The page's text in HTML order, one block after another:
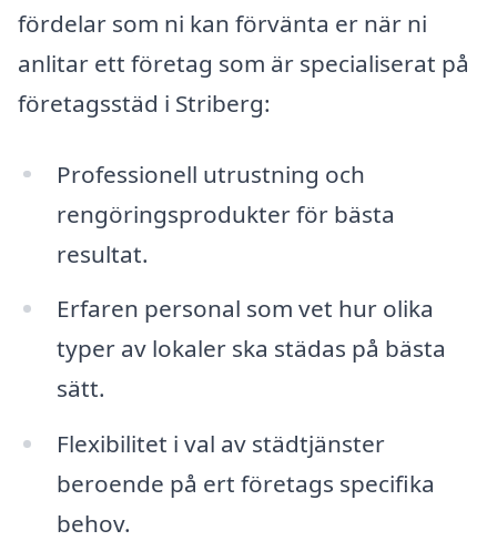
fördelar som ni kan förvänta er när ni
anlitar ett företag som är specialiserat på
företagsstäd i Striberg:
Professionell utrustning och
rengöringsprodukter för bästa
resultat.
Erfaren personal som vet hur olika
typer av lokaler ska städas på bästa
sätt.
Flexibilitet i val av städtjänster
beroende på ert företags specifika
behov.